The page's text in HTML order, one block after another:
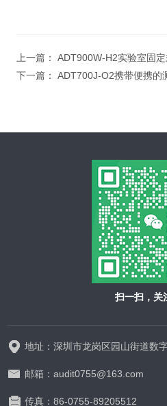
上一篇： ADT900W-H2实验室固
下一篇： ADT700J-O2携带便携的
扫一扫，关
邮箱：audit0755@163.com
传真：86-0755-89205512